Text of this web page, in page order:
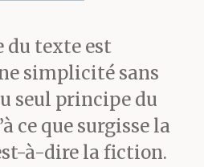
on a
la refaire
du texte est
simplicité sans
seul principe du
ce que surgisse la
à-dire la fiction.